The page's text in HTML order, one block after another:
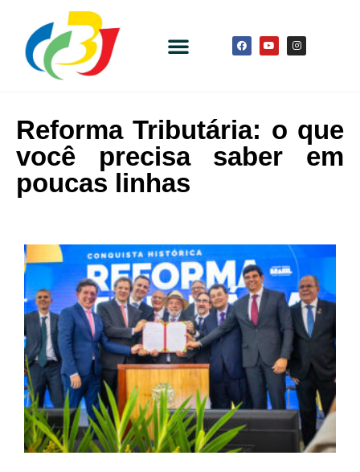
Reforma Tributária: o que
você precisa saber em
poucas linhas